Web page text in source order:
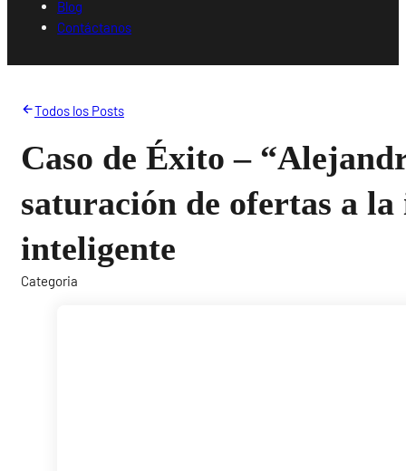
Blog
Contáctanos
Todos los Posts
Caso de Éxito –
saturación de ofertas a
inteligente
Categoria